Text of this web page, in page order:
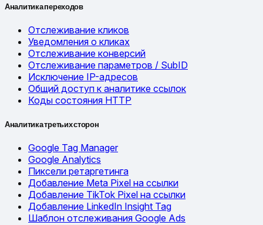
Аналитика переходов
Отслеживание кликов
Уведомления о кликах
Отслеживание конверсий
Отслеживание параметров / SubID
Исключение IP-адресов
Общий доступ к аналитике ссылок
Коды состояния HTTP
Аналитика третьих сторон
Google Tag Manager
Google Analytics
Пиксели ретаргетинга
Добавление Meta Pixel на ссылки
Добавление TikTok Pixel на ссылки
Добавление LinkedIn Insight Tag
Шаблон отслеживания Google Ads